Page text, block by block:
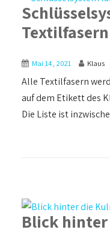
Textilfasern
Mai 14, 2021 Klaus
Alle Textilfasern
auf dem Etikett des
Die Liste ist
Blick